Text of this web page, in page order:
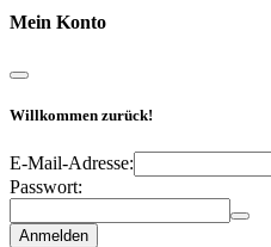
Mein Konto
Willkommen zurück!
E-Mail-Adresse:
Passwort:
Anmelden